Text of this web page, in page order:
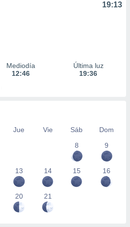
19:13
Mediodía
12:46
Última luz
19:36
Jue Vie Sáb
Dom
8
9
13 14 15 16
20 21